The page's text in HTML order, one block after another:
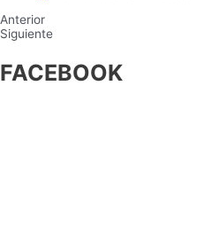
Anterior
Siguiente
FACEBOOK